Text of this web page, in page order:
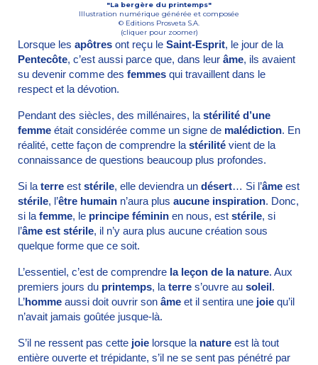
"La bergère du printemps"
Illustration numérique générée et composée
© Editions Prosveta S.A.
(cliquer pour zoomer)
Lorsque les apôtres ont reçu le Saint-Esprit, le jour de la
Pentecôte, c’est aussi parce que, dans leur âme, ils avaient
su devenir comme des femmes qui travaillent dans le
respect et la dévotion.
Pendant des siècles, des millénaires, la stérilité d’une
femme était considérée comme un signe de malédiction. En
réalité, cette façon de comprendre la stérilité vient de la
connaissance de questions beaucoup plus profondes.
Si la terre est stérile, elle deviendra un désert… Si l’âme est
stérile, l’être humain n’aura plus aucune inspiration. Donc,
si la femme, le principe féminin en nous, est stérile, si
l’âme est stérile, il n’y aura plus aucune création sous
quelque forme que ce soit.
L’essentiel, c’est de comprendre la leçon de la nature. Aux
premiers jours du printemps, la terre s’ouvre au soleil.
L’homme aussi doit ouvrir son âme et il sentira une joie qu’il
n’avait jamais goûtée jusque-là.
S’il ne ressent pas cette joie lorsque la nature est là tout
entière ouverte et trépidante, s’il ne se sent pas pénétré par